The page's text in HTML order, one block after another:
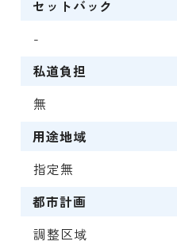
セットバック
-
私道負担
無
用途地域
指定無
都市計画
調整区域